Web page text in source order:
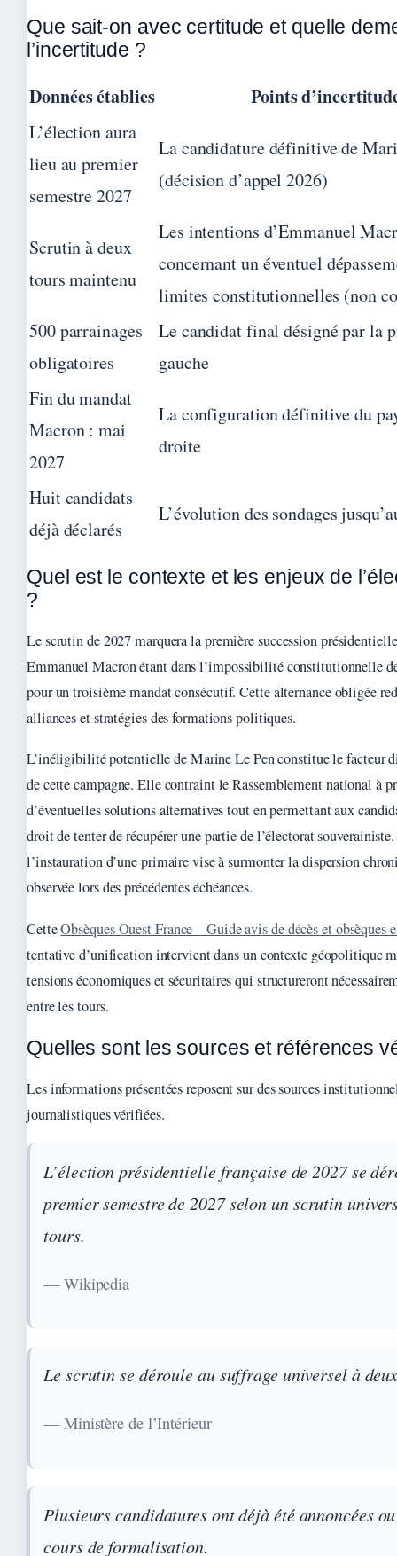
Que sait-on avec certitude et quelle
l’incertitude ?
Données établies Points
L’élection aura
lieu au premier
semestre 2027
La candidature définitive de
(décision d’appel 2026)
Scrutin à deux
tours maintenu
Les intentions d’Emmanuel
concernant un éventuel
limites constitutionnelles (non
500 parrainages
obligatoires
Le candidat final désigné par la
gauche
Fin du mandat
Macron : mai
2027
La configuration définitive du
droite
Huit candidats
déjà déclarés
L’évolution des sondages
Quel est le contexte et les enjeux de
?
Le scrutin de 2027 marquera la première succession
Emmanuel Macron étant dans l’impossibilité constitutionnelle
pour un troisième mandat consécutif. Cette alternance obligée
alliances et stratégies des formations politiques.
L’inéligibilité potentielle de Marine Le Pen constitue le facteur
de cette campagne. Elle contraint le Rassemblement national à
d’éventuelles solutions alternatives tout en permettant aux
droit de tenter de récupérer une partie de l’électorat
l’instauration d’une primaire vise à surmonter la dispersion
observée lors des précédentes échéances.
CetteObsèques Ouest France – Guide avis de décès et obsèques
tentative d’unification intervient dans un contexte géopolitique
tensions économiques et sécuritaires qui structureront
entre les tours.
Quelles sont les sources et références
Les informations présentées reposent sur des sources
journalistiques vérifiées.
L’élection présidentielle française de 2027 se
premier semestre de 2027 selon un scrutin
tours.
— Wikipedia
Le scrutin se déroule au suffrage universel à
— Ministère de l’Intérieur
Plusieurs candidatures ont déjà été annoncées
cours de formalisation.